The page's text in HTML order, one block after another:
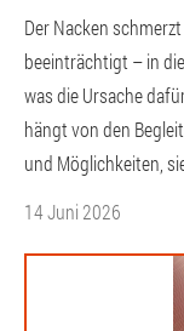
Der Nacken
beeinträchtigt – in
was die Ursache
hängt von den
und Möglichkeiten,
14 Juni 2026